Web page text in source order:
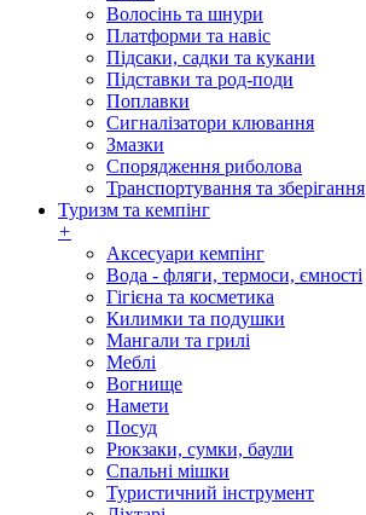
Волосінь та шнури
Платформи та навіс
Підсаки, садки та кукани
Підставки та род-поди
Поплавки
Сигналізатори клювання
Змазки
Спорядження риболова
Транспортування та зберігання
Туризм та кемпінг
+
Аксесуари кемпінг
Вода - фляги, термоси, ємності
Гігієна та косметика
Килимки та подушки
Мангали та грилі
Меблі
Вогнище
Намети
Посуд
Рюкзаки, сумки, баули
Спальні мішки
Туристичний інструмент